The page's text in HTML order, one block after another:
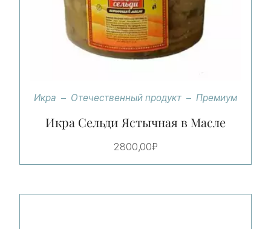
Икра Отечественный продукт Премиум
Икра Сельди Ястычная в Масле
2800,00₽